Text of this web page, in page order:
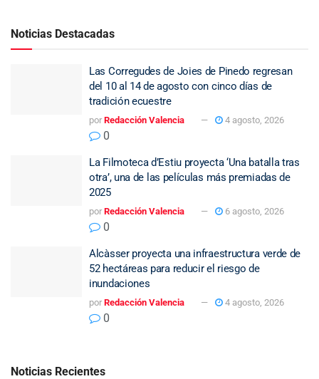
Noticias Destacadas
Las Corregudes de Joies de Pinedo regresan
del 10 al 14 de agosto con cinco días de
tradición ecuestre
por Redacción Valencia 4 agosto, 2026
0
La Filmoteca d’Estiu proyecta ‘Una batalla tras
otra’, una de las películas más premiadas de
2025
por Redacción Valencia 6 agosto, 2026
0
Alcàsser proyecta una infraestructura verde de
52 hectáreas para reducir el riesgo de
inundaciones
por Redacción Valencia 4 agosto, 2026
0
Noticias Recientes